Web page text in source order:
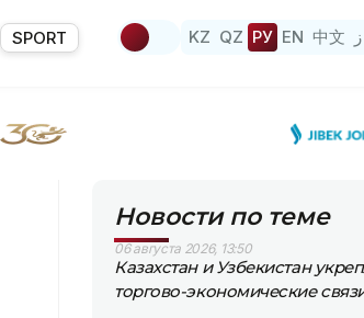
SPORT KZ QZ РУ EN 中文
Новости по теме
06 августа 2026, 13:50
Казахстан и Узбекистан
торгово-экономические